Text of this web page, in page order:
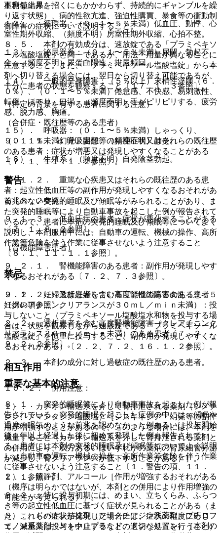
不利な結果を招くにもかかわらず、持続的にギャンブルを繰
り返す状態）、病的性欲亢進、強迫性購買、暴食等の衝動制
御障害の症状について説明すること。
８．５． 本剤の有効成分は、速放錠である「プラミペキソ
ール塩酸塩錠」と同一であるが、用法・用量が異なることに
注意すること。また、「プラミペキソール塩酸塩錠」から本
剤へ切り替える場合には、翌日から切り替え可能であるが、
十分に患者の状態を観察すること〔１７．１．３参照〕。
（特定の背景を有する患者に関する注意）
（合併症・既往歴等のある患者）
９．１．１． 幻覚、妄想等の精神症状又はそれらの既往歴
のある患者：症状が増悪又は発現しやすくなることがある
〔７．１、１１．１．２参照〕。
９．１．２． 重篤な心疾患又はそれらの既往歴のある患
者：起立性低血圧等の副作用が発現しやすくなるおそれがあ
る〔８．２参照〕。
９．１．３． 低血圧症の患者：症状が悪化することがある
〔７．１、８．２参照〕。
（腎機能障害患者）
９．２．１． 腎機能障害のある患者：副作用が発現しやす
くなるおそれがある〔７．２、７．３参照〕。
９．２．２． 透析患者を含む高度腎機能障害のある患者
（クレアチニンクリアランスが３０ｍＬ／ｍｉｎ未満）：投
与しないこと（プラミペキソール塩酸塩水和物を投与する場
合は、状態を観察しながら速放錠である「プラミペキソール
塩酸塩錠」を慎重に投与すること、副作用が発現しやすくな
るおそれがある）〔２．２、７．２、１６．１．２参照〕。
相互作用
１０．２． 併用注意：
１）． カチオン輸送系を介して腎排泄される薬剤（シメチ
ジン、アマンタジン塩酸塩）［ジスキネジア・幻覚等の副作
用が増強することがあるので、このような場合には、本剤を
減量すること（カチオン輸送系を介して腎排泄される薬剤と
の併用により、双方あるいはいずれかの薬剤の腎尿細管分泌
が減少し、腎クリアランスが低下することがある）］。
２）． 鎮静剤、アルコール［作用が増強するおそれがある
（機序は明らかではないが、本剤との併用により作用増強の
可能性が考えられる）］。
３）． ドパミン拮抗剤（フェノチアジン系薬剤、ブチロフ
ェノン系薬剤、メトクロプラミド、ドンペリドン）［本剤の
血糖値上昇。
１２）． 循環器：（０．１〜５％未満）低血圧、動悸、心
室性期外収縮、（頻度不明）房室性期外収縮、心拍不整。
１３）． 泌尿器系：（０．１〜５％未満）尿閉、勃起不
全、（頻度不明）尿蛋白陽性、排尿頻回。
１４）． 一般的全身障害：（５％以上）末梢性浮腫（６．
０％）、（０．１〜５％未満）倦怠感、不快感、易刺激性、
転倒、ほてり、口渇、（頻度不明）手がピリピリする、疲労
感、脱力感、胸痛。
１５）． 呼吸器：（０．１〜５％未満）しゃっくり、
（０．１％未満）呼吸困難、（頻度不明）肺炎。
１６）． 生殖系：（頻度不明）自発陰茎勃起。
警告
前兆のない突発的睡眠及び傾眠等がみられることがあり、ま
た突発的睡眠等により自動車事故を起こした例が報告されて
いるので、患者に本剤の突発的睡眠及び傾眠等についてよく
説明し、本剤服用中には、自動車の運転、機械の操作、高所
作業等危険を伴う作業に従事させないよう注意すること
〔８．１、１１．１．１参照〕。
禁忌
２．１． 妊婦又は妊娠している可能性のある女性〔９．５
妊婦の項参照〕。
２．２． 透析患者を含む高度腎機能障害（クレアチニンク
リアランス３０ｍＬ／ｍｉｎ未満）のある患者〔７．２、
９．２．２参照〕。
２．３． 本剤の成分に対し過敏症の既往歴のある患者。
重要な基本的注意
８．１． 突発的睡眠等により自動車事故を起こした例が報
告されている。突発的睡眠を起こした症例の中には、傾眠や
過度の眠気のような前兆を認めなかった例あるいは投与開始
後１年以上経過した後に初めて発現した例も報告されてい
る。患者には本剤の突発的睡眠及び傾眠等についてよく説明
し、自動車の運転、機械の操作、高所作業等危険を伴う作業
に従事させないよう注意すること〔１．警告の項、１１．
１．１参照〕。
８．２． 特に投与初期には、めまい、立ちくらみ、ふらつ
き等の起立性低血圧に基づく症状が見られることがある（ま
た、これらの症状が発現した場合には、症状の程度に応じ
て、減量又は投与を中止するなどの適切な処置を行うこと）